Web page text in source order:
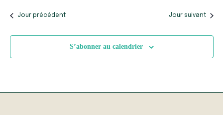
Jour précédent Jour suivant
S’abonner au calendrier